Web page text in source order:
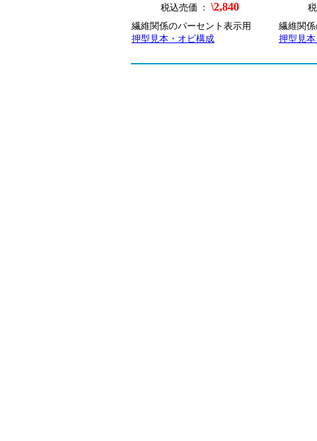
税込売価 ： \2,840
繊維関係のパーセント表示用
押型見本・オビ構成
繊維関
押型見